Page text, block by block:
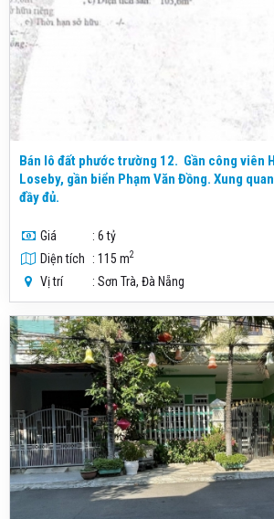
Bán lô đất phước trường 12. Gần công viên
Loseby, gần biển Phạm Văn Đồng. Xung
đầy đủ.
Giá
: 6 tỷ
Diện tích
: 115 m2
Vị trí : Sơn Trà, Đà Nẵng